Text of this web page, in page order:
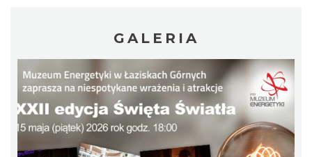
Alicja Majewska & Włodzimierz Korcz &
Katowice
2026-09-18
17.85 km
GALERIA